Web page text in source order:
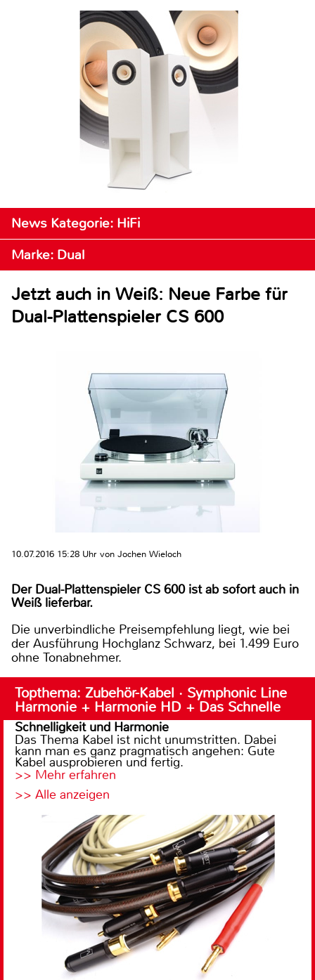
News Kategorie: HiFi
Marke: Dual
Jetzt auch in Weiß: Neue Farbe für
Dual-Plattenspieler CS 600
10.07.2016 15:28 Uhr von Jochen Wieloch
Der Dual-Plattenspieler CS 600 ist ab sofort auch in
Weiß lieferbar.
Die unverbindliche Preisempfehlung liegt, wie bei
der Ausführung Hochglanz Schwarz, bei 1.499 Euro
ohne Tonabnehmer.
Topthema: Zubehör-Kabel · Symphonic Line
Harmonie + Harmonie HD + Das Schnelle
Schnelligkeit und Harmonie
Das Thema Kabel ist nicht unumstritten. Dabei
kann man es ganz pragmatisch angehen: Gute
Kabel ausprobieren und fertig.
>> Mehr erfahren
>> Alle anzeigen